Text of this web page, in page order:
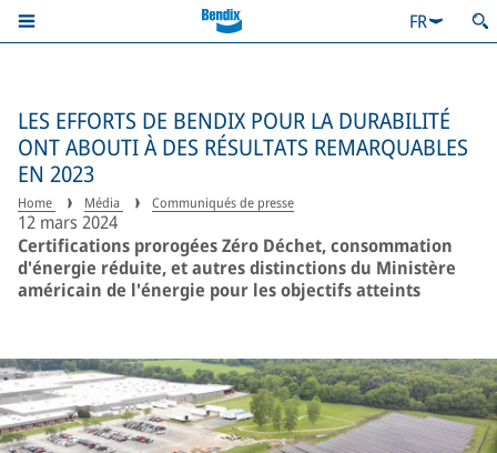
FR
LES EFFORTS DE BENDIX POUR LA DURABILITÉ
ONT ABOUTI À DES RÉSULTATS REMARQUABLES
EN 2023
Home Média Communiqués de presse
12 mars 2024
Certifications prorogées Zéro Déchet, consommation
d'énergie réduite, et autres distinctions du Ministère
américain de l'énergie pour les objectifs atteints